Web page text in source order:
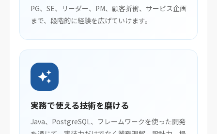
PG、SE、リーダー、PM、顧客折衝、サービス企画
まで、段階的に経験を広げていけます。
auto_awesome
実務で使える技術を磨ける
Java、PostgreSQL、フレームワークを使った開発